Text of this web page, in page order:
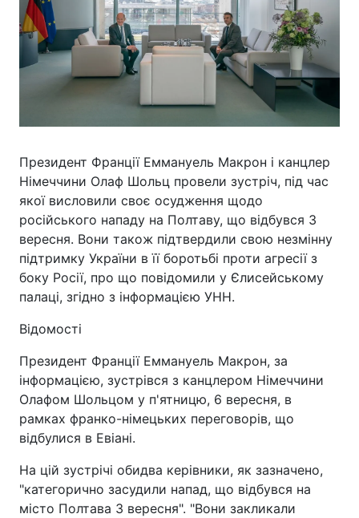
Президент Франції Еммануель Макрон і канцлер
Німеччини Олаф Шольц провели зустріч, під час
якої висловили своє осудження щодо
російського нападу на Полтаву, що відбувся 3
вересня. Вони також підтвердили свою незмінну
підтримку України в її боротьбі проти агресії з
боку Росії, про що повідомили у Єлисейському
палаці, згідно з інформацією УНН.
Відомості
Президент Франції Еммануель Макрон, за
інформацією, зустрівся з канцлером Німеччини
Олафом Шольцом у п'ятницю, 6 вересня, в
рамках франко-німецьких переговорів, що
відбулися в Евіані.
На цій зустрічі обидва керівники, як зазначено,
"категорично засудили напад, що відбувся на
місто Полтава 3 вересня". "Вони закликали